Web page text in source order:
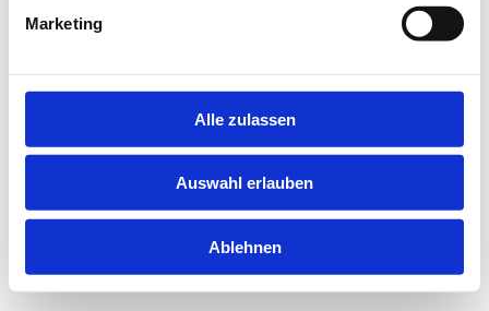
Marketing
Alle zulassen
Auswahl erlauben
Ablehnen